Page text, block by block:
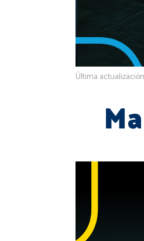
Última